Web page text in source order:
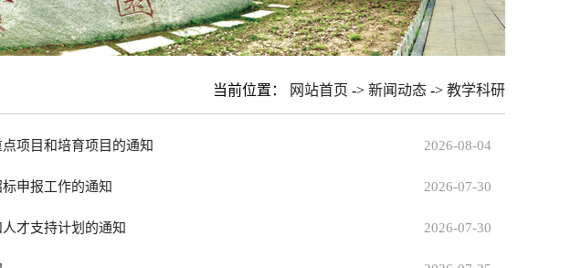
当前位置： 网站首页 -> 新闻动态 -> 教学科研
2026-08-04
项目和培育项目的通知
2026-07-30
申报工作的通知
2026-07-30
才支持计划的通知